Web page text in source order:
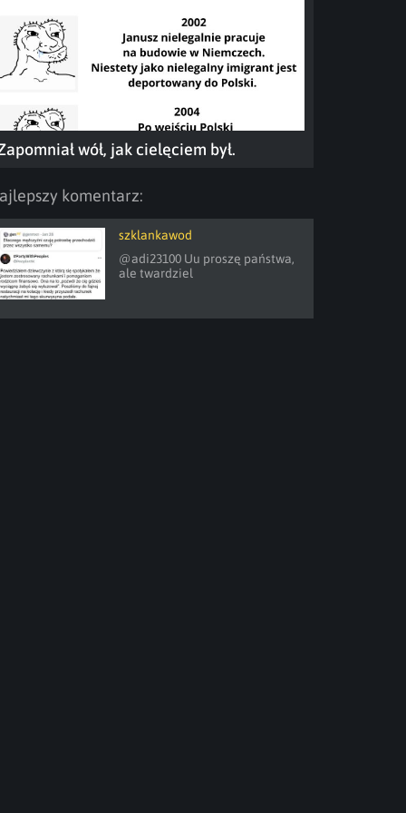
wół, jak cielęciem był.
komentarz:
szklankawod
@adi23100 Uu proszę państwa,
ale twardziel